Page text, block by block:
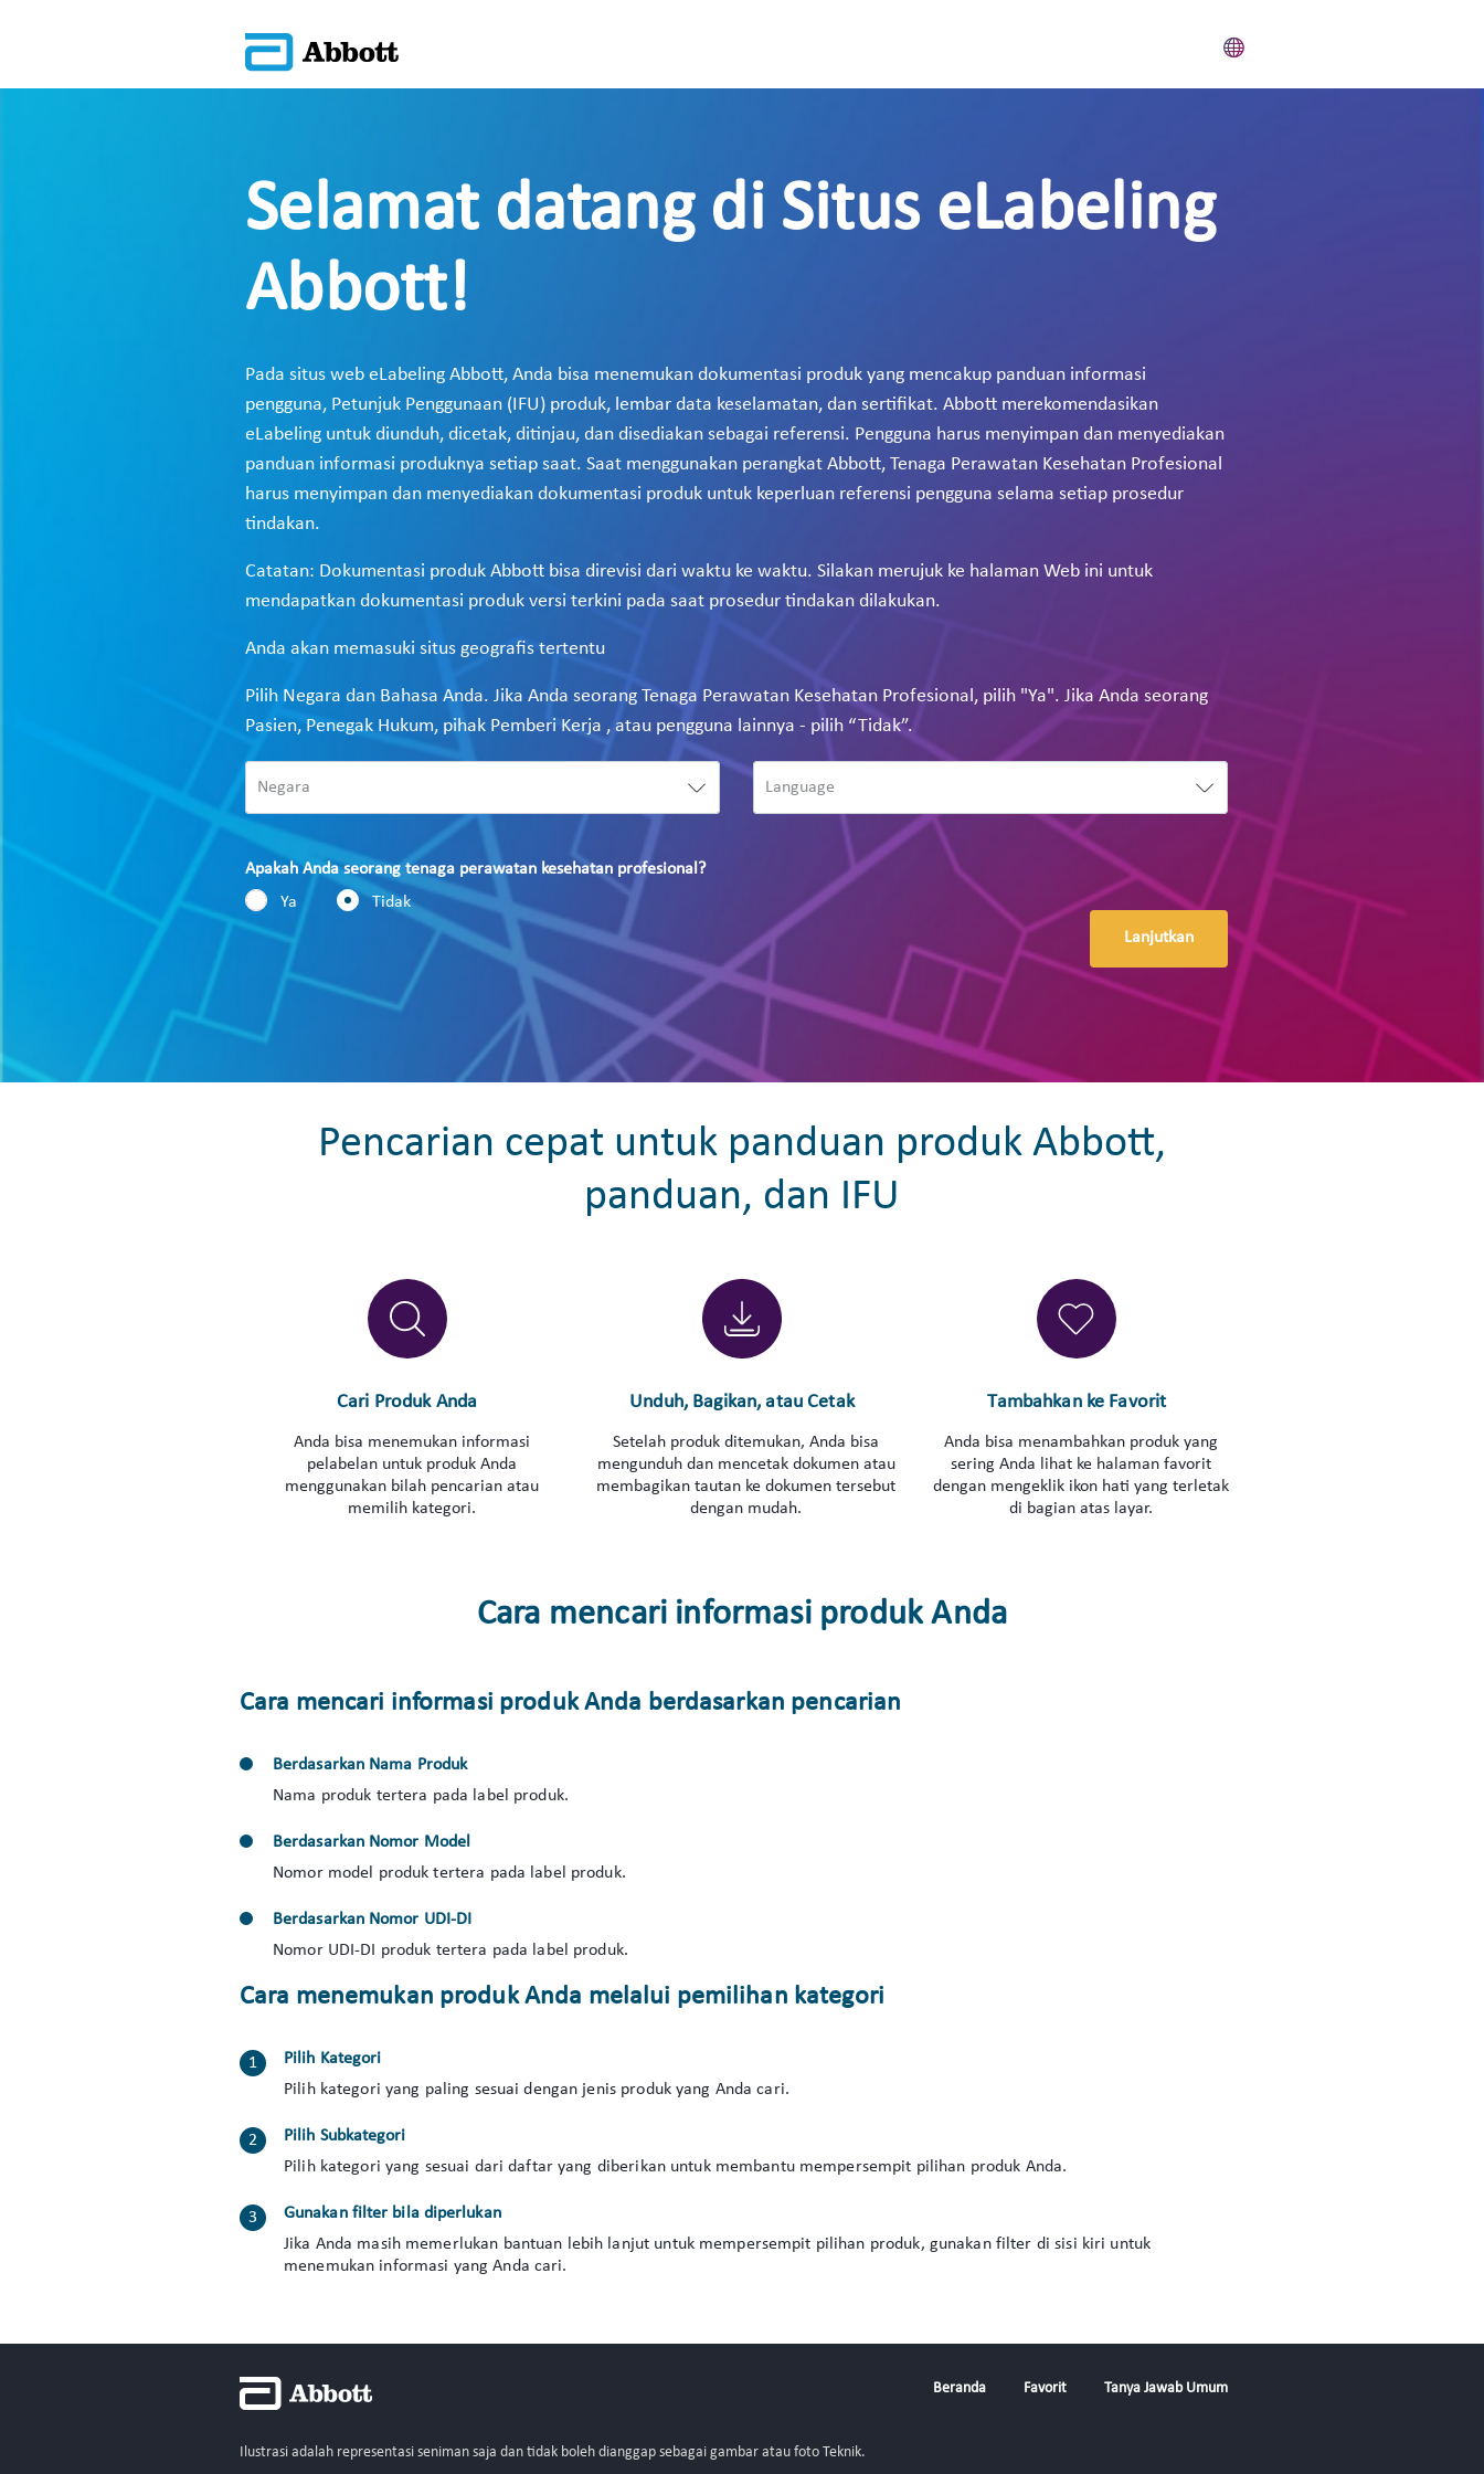
Selamat datang di Situs eLabeling
Abbott!
Pada situs web eLabeling Abbott, Anda bisa menemukan dokumentasi produk yang mencakup panduan informasi
pengguna, Petunjuk Penggunaan (IFU) produk, lembar data keselamatan, dan sertifikat. Abbott merekomendasikan
eLabeling untuk diunduh, dicetak, ditinjau, dan disediakan sebagai referensi. Pengguna harus menyimpan dan menyediakan
panduan informasi produknya setiap saat. Saat menggunakan perangkat Abbott, Tenaga Perawatan Kesehatan Profesional
harus menyimpan dan menyediakan dokumentasi produk untuk keperluan referensi pengguna selama setiap prosedur
tindakan.
Catatan: Dokumentasi produk Abbott bisa direvisi dari waktu ke waktu. Silakan merujuk ke halaman Web ini untuk
mendapatkan dokumentasi produk versi terkini pada saat prosedur tindakan dilakukan.
Anda akan memasuki situs geografis tertentu
Pilih Negara dan Bahasa Anda. Jika Anda seorang Tenaga Perawatan Kesehatan Profesional, pilih "Ya". Jika Anda seorang
Pasien, Penegak Hukum, pihak Pemberi Kerja , atau pengguna lainnya - pilih “Tidak”.
Apakah Anda seorang tenaga perawatan kesehatan profesional?
Ya
Tidak
Lanjutkan
Pencarian cepat untuk panduan produk Abbott,
panduan, dan IFU
Cari Produk Anda
Anda bisa menemukan informasi
pelabelan untuk produk Anda
menggunakan bilah pencarian atau
memilih kategori.
Unduh, Bagikan, atau Cetak
Setelah produk ditemukan, Anda bisa
mengunduh dan mencetak dokumen atau
membagikan tautan ke dokumen tersebut
dengan mudah.
Tambahkan ke Favorit
Anda bisa menambahkan produk yang
sering Anda lihat ke halaman favorit
dengan mengeklik ikon hati yang terletak
di bagian atas layar.
Cara mencari informasi produk Anda
Cara mencari informasi produk Anda berdasarkan pencarian
Berdasarkan Nama Produk
Nama produk tertera pada label produk.
Berdasarkan Nomor Model
Nomor model produk tertera pada label produk.
Berdasarkan Nomor UDI-DI
Nomor UDI-DI produk tertera pada label produk.
Cara menemukan produk Anda melalui pemilihan kategori
Pilih Kategori
Pilih kategori yang paling sesuai dengan jenis produk yang Anda cari.
Pilih Subkategori
Pilih kategori yang sesuai dari daftar yang diberikan untuk membantu mempersempit pilihan produk Anda.
Gunakan filter bila diperlukan
Jika Anda masih memerlukan bantuan lebih lanjut untuk mempersempit pilihan produk, gunakan filter di sisi kiri untuk
menemukan informasi yang Anda cari.
Beranda Favorit Tanya Jawab Umum
Ilustrasi adalah representasi seniman saja dan tidak boleh dianggap sebagai gambar atau foto Teknik.